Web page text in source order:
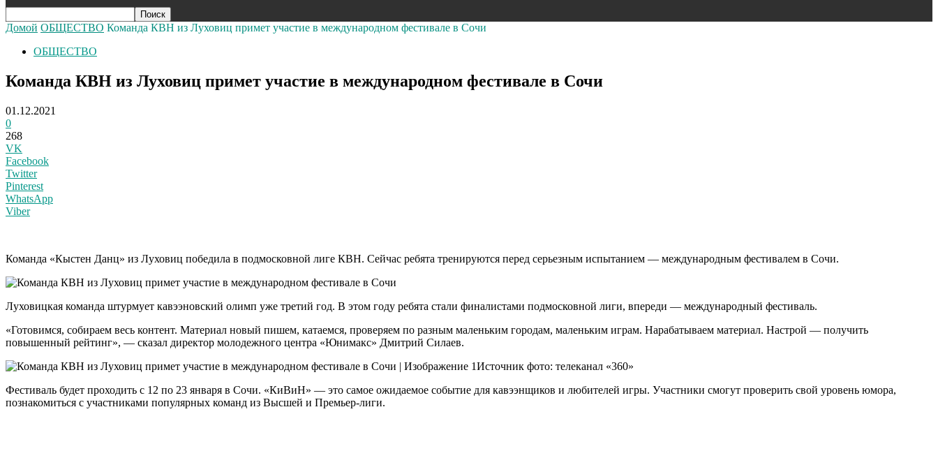
Домой ОБЩЕСТВО Команда КВН из Луховиц примет участие в международном фестивале в Сочи
ОБЩЕСТВО
Команда КВН из Луховиц примет участие в международном фестивале в Сочи
01.12.2021
0
268
VK
Facebook
Twitter
Pinterest
WhatsApp
Viber
Команда «Кыстен Данц» из Луховиц победила в подмосковной лиге КВН. Сейчас ребята тренируются перед серьезным испытанием — международным фестивалем в Сочи.
Луховицкая команда штурмует кавээновский олимп уже третий год. В этом году ребята стали финалистами подмосковной лиги, впереди — международный фестиваль.
«Готовимся, собираем весь контент. Материал новый пишем, катаемся, проверяем по разным маленьким городам, маленьким играм. Нарабатываем материал. Настрой — получить
повышенный рейтинг», — сказал директор молодежного центра «Юнимакс» Дмитрий Силаев.
Источник фото: телеканал «360»
Фестиваль будет проходить с 12 по 23 января в Сочи. «КиВиН» — это самое ожидаемое событие для кавээнщиков и любителей игры. Участники смогут проверить свой уровень юмора,
познакомиться с участниками популярных команд из Высшей и Премьер-лиги.